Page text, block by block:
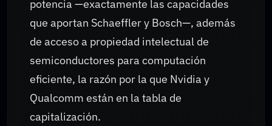
potencia —exactamente las capacidades
que aportan Schaeffler y Bosch—, además
de acceso a propiedad intelectual de
semiconductores para computación
eficiente, la razón por la que Nvidia y
Qualcomm están en la tabla de
capitalización.